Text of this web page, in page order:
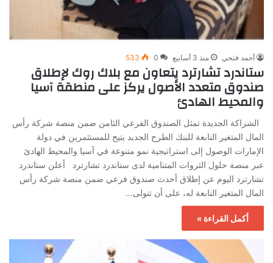
أحمد فتحي منذ 3 أسابيع 0
533
ستاندرد تشارترد يتعاون مع بلاك روك لإطلاق
صندوق متعدد الأصول يركز على منطقة آسيا
والمحيط الهادئ
الشراكة الجديدة تمثل الصندوق الفرعي الثامن ضمن منصة شركة رأس
المال المتغير التابعة للبنك الطرح الجديد يتيح للمستثمرين في دولة
الإمارات الوصول إلى استراتيجية نمو متنوعة في آسيا والمحيط الهادئ
عبر منصة حلول الثروات المتنامية لدى ستاندرد تشارترد أعلن ستاندرد
تشارترد اليوم عن إطلاق أحدث صندوق فرعي ضمن منصة شركة رأس
المال المتغير التابعة له، على أن تتولى…
أكمل القراءة »